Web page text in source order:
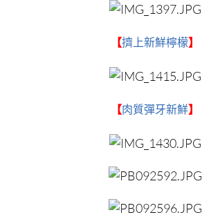
【擠上新鮮檸檬】
【肉質彈牙新鮮】